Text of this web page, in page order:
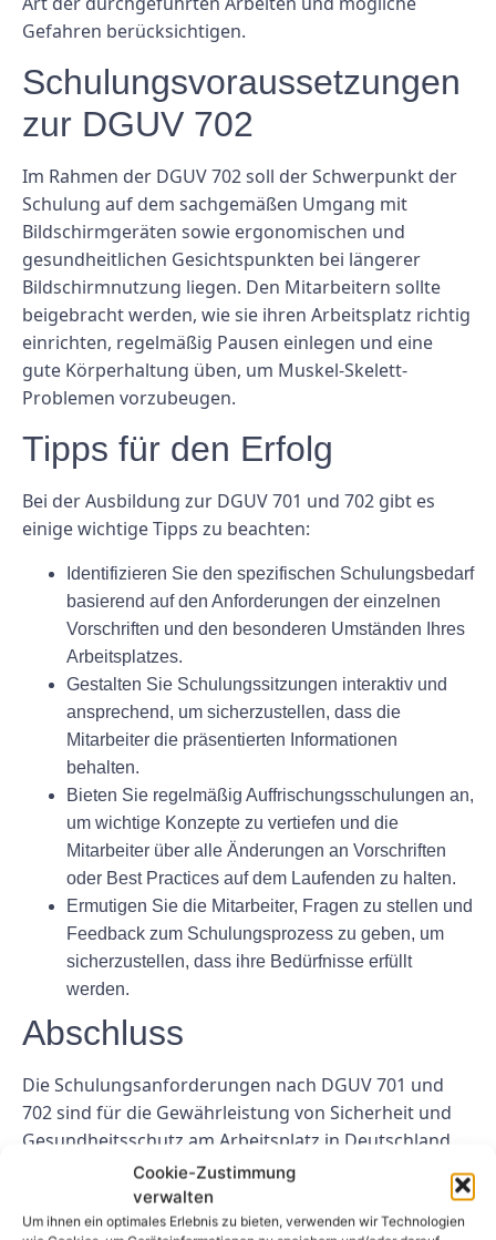
Cookie-Zustimmung
verwalten
Um ihnen ein optimales Erlebnis zu bieten, verwenden wir Technologien
Gefahren berücksichtigen.
Schulungsvoraussetzungen
zur DGUV 702
Im Rahmen der DGUV 702 soll der Schwerpunkt der
Schulung auf dem sachgemäßen Umgang mit
Bildschirmgeräten sowie ergonomischen und
gesundheitlichen Gesichtspunkten bei längerer
Bildschirmnutzung liegen. Den Mitarbeitern sollte
beigebracht werden, wie sie ihren Arbeitsplatz richtig
einrichten, regelmäßig Pausen einlegen und eine
gute Körperhaltung üben, um Muskel-Skelett-
Problemen vorzubeugen.
Tipps für den Erfolg
Bei der Ausbildung zur DGUV 701 und 702 gibt es
einige wichtige Tipps zu beachten:
Identifizieren Sie den spezifischen Schulungsbedarf
basierend auf den Anforderungen der einzelnen
Vorschriften und den besonderen Umständen Ihres
Arbeitsplatzes.
Gestalten Sie Schulungssitzungen interaktiv und
ansprechend, um sicherzustellen, dass die
Mitarbeiter die präsentierten Informationen
behalten.
Bieten Sie regelmäßig Auffrischungsschulungen an,
um wichtige Konzepte zu vertiefen und die
Mitarbeiter über alle Änderungen an Vorschriften
oder Best Practices auf dem Laufenden zu halten.
Ermutigen Sie die Mitarbeiter, Fragen zu stellen und
Feedback zum Schulungsprozess zu geben, um
sicherzustellen, dass ihre Bedürfnisse erfüllt
werden.
Abschluss
Die Schulungsanforderungen nach DGUV 701 und
702 sind für die Gewährleistung von Sicherheit und
Gesundheitsschutz am Arbeitsplatz in Deutschland
unerlässlich. Indem Sie die in diesem Artikel
aufgeführten Tipps befolgen und
Schulungsprogramme auf die spezifischen